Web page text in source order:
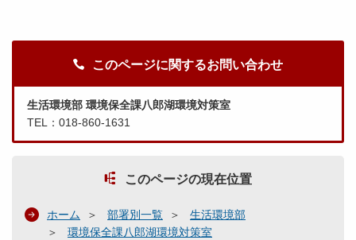
このページに関するお問い合わせ
生活環境部 環境保全課八郎湖環境対策室
TEL：018-860-1631
このページの現在位置
ホーム 部署別一覧
生活環境部
環境保全課八郎湖環境対策室